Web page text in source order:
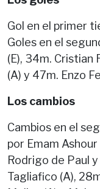
Gol en el primer
Goles en el
(E), 34m. Cristian
(A) y 47m. Enzo
Los cambios
Cambios en el
por Emam
Rodrigo de Paul
Tagliafico (A),